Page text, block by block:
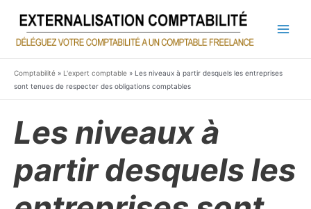
contenu
Comptabilité » L'expert comptable » Les niveaux à partir desquels les entreprises
sont tenues de respecter des obligations comptables
Les niveaux à
partir desquels les